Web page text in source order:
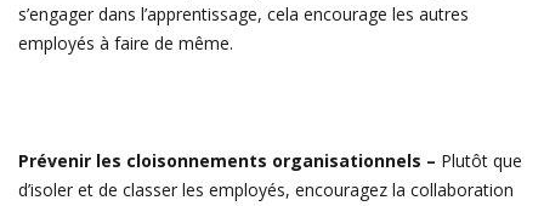
s’engager dans l’apprentissage, cela encourage les autres
employés à faire de même.
Prévenir les cloisonnements organisationnels – Plutôt que
d’isoler et de classer les employés, encouragez la collaboration